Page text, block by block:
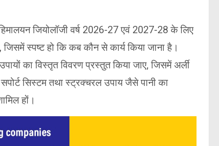
जियोलॉजी वर्ष 2026-27 एवं 2027-28 के लिए
जिसमें स्पष्ट हो कि कब कौन से कार्य किया जाना है।
का विस्तृत विवरण प्रस्तुत किया जाए, जिसमें अर्ली
सपोर्ट सिस्टम तथा स्ट्रक्चरल उपाय जैसे पानी का
हों।